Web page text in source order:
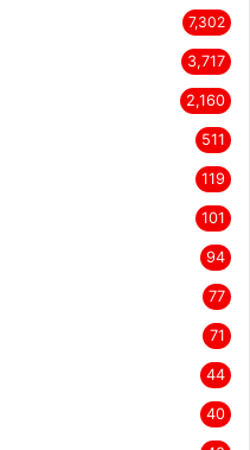
7,302
3,717
2,160
511
119
101
94
77
71
44
40